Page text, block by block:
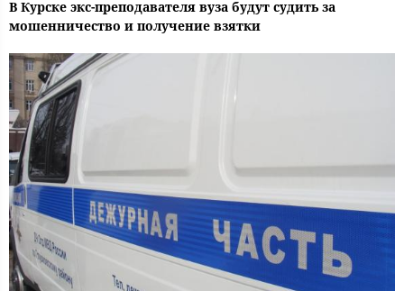
В Курске экс-преподавателя вуза будут судить за
мошенничество и получение взятки